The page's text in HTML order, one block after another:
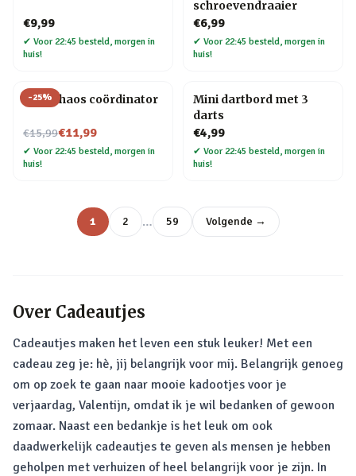
€9,99
✔ Voor 22:45 besteld, morgen in
huis!
schroevendraaier
€6,99
✔ Voor 22:45 besteld, morgen in
huis!
-25%
Mok Chaos coördinator
€15,99
Nu voor€11,99
✔ Voor 22:45 besteld, morgen in
huis!
Mini dartbord met 3
darts
€4,99
✔ Voor 22:45 besteld, morgen in
huis!
1 2 … 59 Volgende →
Over Cadeautjes
Cadeautjes maken het leven een stuk leuker! Met een
cadeau zeg je: hè, jij belangrijk voor mij. Belangrijk genoeg
om op zoek te gaan naar mooie kadootjes voor je
verjaardag, Valentijn, omdat ik je wil bedanken of gewoon
zomaar. Naast een bedankje is het leuk om ook
daadwerkelijk cadeautjes te geven als mensen je hebben
geholpen met verhuizen of heel belangrijk voor je zijn. In